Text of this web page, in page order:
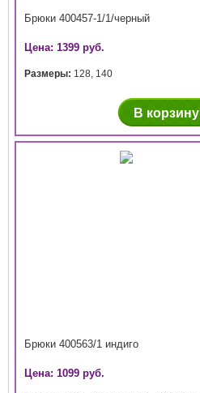
Брюки 400457-1/1/черный
Цена: 1399 руб.
Размеры: 128, 140
В корзину
Брюки 400563/1 индиго
Цена: 1099 руб.